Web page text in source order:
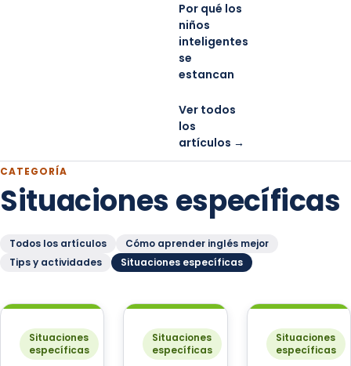
Por qué los
niños
inteligentes
se
estancan
Ver todos
los
artículos →
CATEGORÍA
Situaciones específicas
Todos los artículos
Cómo aprender inglés mejor
Tips y actividades
Situaciones específicas
Situaciones
específicas
Situaciones
específicas
Situaciones
específicas